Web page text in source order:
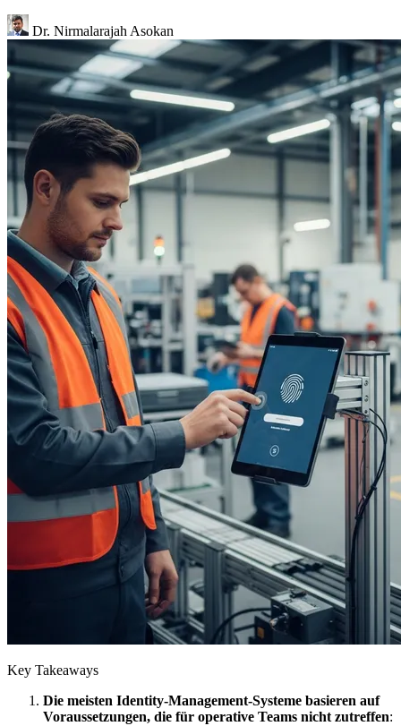
Dr. Nirmalarajah Asokan
Key Takeaways
Die meisten Identity-Management-Systeme basieren auf
Voraussetzungen, die für operative Teams nicht zutreffen: